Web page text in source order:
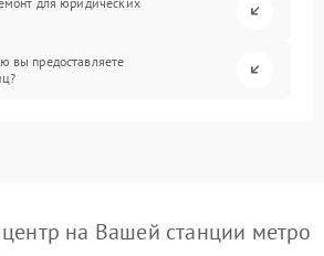
вы предоставляете
на Вашей станции метро